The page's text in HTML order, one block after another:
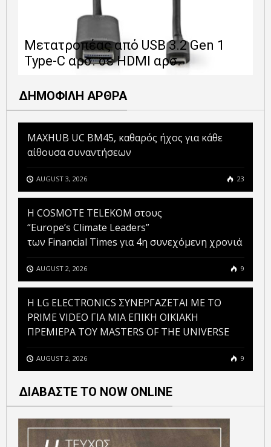
Μετατροπέας από USB 3.2 Gen 1
Type-C αρσ. σε HDMI αρσ.
ΔΗΜΟΦΙΛΗ ΑΡΘΡΑ
MAXHUB UC BM45, καθαρός ήχος για κάθε
αίθουσα συναντήσεων
AUGUST 3, 2026 23
Η COSMOTE TELEKOM στους
“Europe’s Climate Leaders”
των Financial Times για 4η συνεχόμενη χρονιά
AUGUST 2, 2026 9
H LG ELECTRONICS ΣΥΝΕΡΓΑΖΕΤΑΙ ΜΕ ΤΟ
PRIME VIDEO ΓΙΑ ΜΙΑ ΕΠΙΚΗ ΟΙΚΙΑΚΗ
ΠΡΕΜΙΕΡΑ ΤΟΥ MASTERS OF THE UNIVERSE
AUGUST 2, 2026 9
ΔΙΑΒΑΣΤΕ ΤΟ NOW ONLINE